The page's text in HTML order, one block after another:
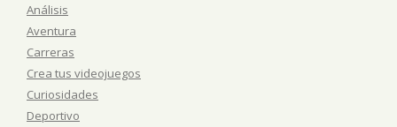
Análisis
Aventura
Carreras
Crea tus videojuegos
Curiosidades
Deportivo